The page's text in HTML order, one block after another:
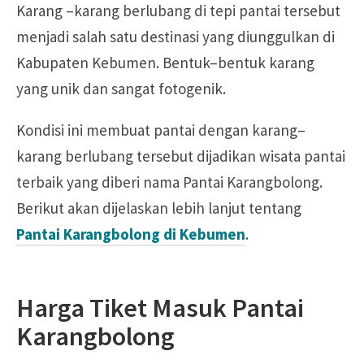
Karang –karang berlubang di tepi pantai tersebut
menjadi salah satu destinasi yang diunggulkan di
Kabupaten Kebumen. Bentuk–bentuk karang
yang unik dan sangat fotogenik.
Kondisi ini membuat pantai dengan karang–
karang berlubang tersebut dijadikan wisata pantai
terbaik yang diberi nama Pantai Karangbolong.
Berikut akan dijelaskan lebih lanjut tentang
Pantai Karangbolong di Kebumen.
Harga Tiket Masuk Pantai
Karangbolong